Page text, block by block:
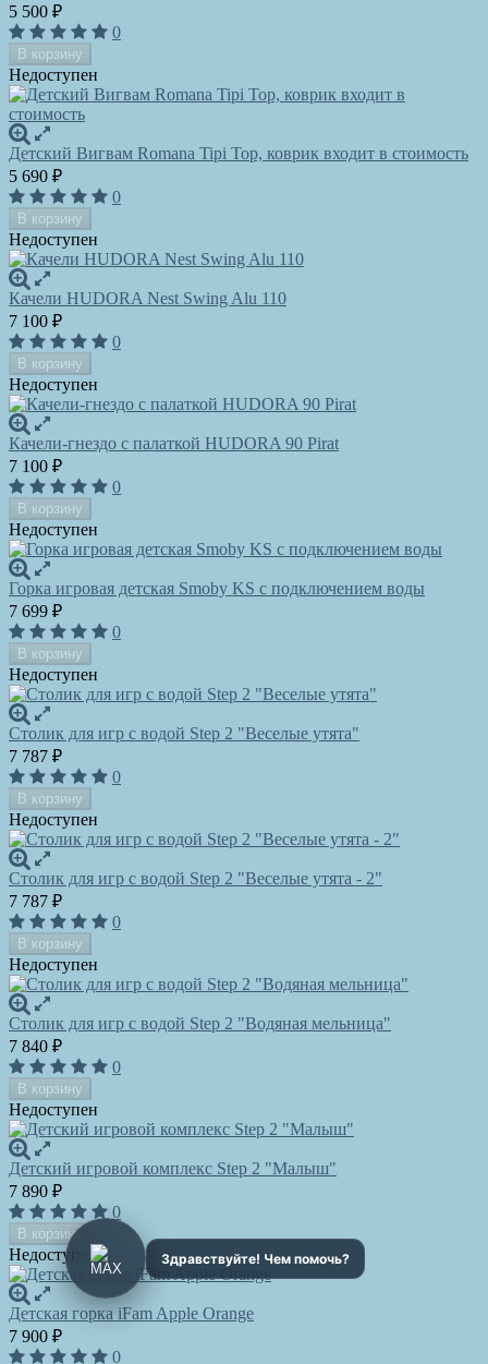
5 500 ₽
0
В корзину
Недоступен
Детский Вигвам Romana Tipi Top, коврик входит в стоимость
5 690 ₽
0
В корзину
Недоступен
Качели HUDORA Nest Swing Alu 110
7 100 ₽
0
В корзину
Недоступен
Качели-гнездо с палаткой HUDORA 90 Pirat
7 100 ₽
0
В корзину
Недоступен
Горка игровая детская Smoby KS с подключением воды
7 699 ₽
0
В корзину
Недоступен
Столик для игр с водой Step 2 "Веселые утята"
7 787 ₽
0
В корзину
Недоступен
Столик для игр с водой Step 2 "Веселые утята - 2"
7 787 ₽
0
В корзину
Недоступен
Столик для игр с водой Step 2 "Водяная мельница"
7 840 ₽
0
В корзину
Недоступен
Детский игровой комплекс Step 2 "Малыш"
7 890 ₽
0
В корзину
Недоступен
Детская горка iFam Apple Orange
7 900 ₽
0